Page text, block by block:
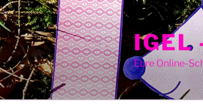
Zum
Inhalt
springen
IGEL
Eure Online-